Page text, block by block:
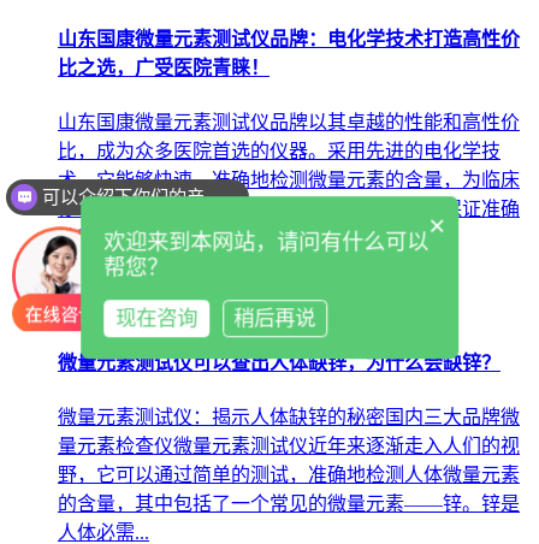
山东国康微量元素测试仪品牌：电化学技术打造高性价
比之选，广受医院青睐！
山东国康微量元素测试仪品牌以其卓越的性能和高性价
比，成为众多医院首选的仪器。采用先进的电化学技
术，它能够快速、准确地检测微量元素的含量，为临床
诊断和治疗提供重要的依据。一、电化学技术保证准确
性和可靠性...
查看详情
222024-04
微量元素测试仪可以查出人体缺锌，为什么会缺锌？
微量元素测试仪：揭示人体缺锌的秘密国内三大品牌微
量元素检查仪微量元素测试仪近年来逐渐走入人们的视
野，它可以通过简单的测试，准确地检测人体微量元素
的含量，其中包括了一个常见的微量元素——锌。锌是
人体必需...
可以介绍下你们的产品么
×
欢迎来到本网站，请问有什么可以
帮您？
现在咨询 稍后再说